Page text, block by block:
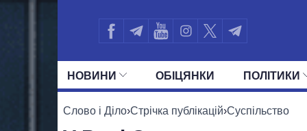
НОВИНИ ОБIЦЯНКИ ПОЛIТИКИ
УСІ ПОЛІТИКИ ПРЕЗИДЕНТ І ОФІС
Слово і Діло›Стрічка публікацій›Суспільство